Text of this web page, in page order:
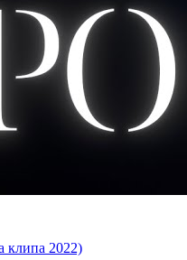
клипа 2022)